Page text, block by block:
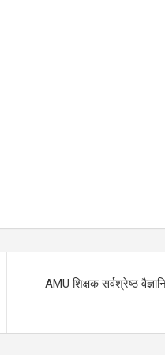
AMU शिक्षक सर्वश्रेष्ठ